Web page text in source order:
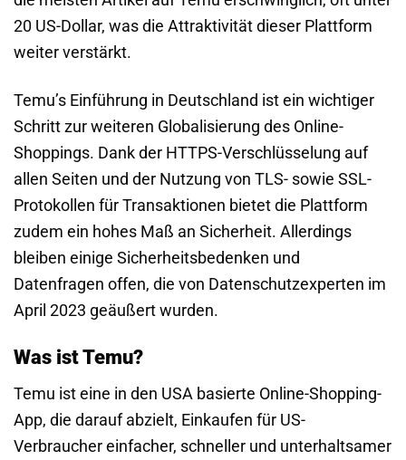
20 US-Dollar, was die Attraktivität dieser Plattform
weiter verstärkt.
Temu’s Einführung in Deutschland ist ein wichtiger
Schritt zur weiteren Globalisierung des Online-
Shoppings. Dank der HTTPS-Verschlüsselung auf
allen Seiten und der Nutzung von TLS- sowie SSL-
Protokollen für Transaktionen bietet die Plattform
zudem ein hohes Maß an Sicherheit. Allerdings
bleiben einige Sicherheitsbedenken und
Datenfragen offen, die von Datenschutzexperten im
April 2023 geäußert wurden.
Was ist Temu?
Temu ist eine in den USA basierte Online-Shopping-
App, die darauf abzielt, Einkaufen für US-
Verbraucher einfacher, schneller und unterhaltsamer